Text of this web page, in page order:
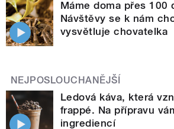
Máme doma přes 100
Návštěvy se k nám
vysvětluje chovatelka
NEJPOSLOUCHANĚJŠÍ
Ledová káva, která
frappé. Na přípravu
ingrediencí